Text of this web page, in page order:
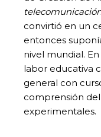
convirtió en un
entonces
nivel mundial.
labor educativa
general con
comprensión
experimentales.